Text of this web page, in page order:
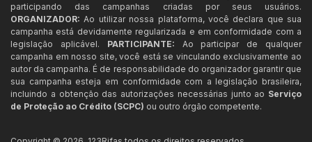
participando das campanhas criadas por seus usuários.
ORGANIZADOR: Ao utilizar nossa plataforma, você declara que sua
campanha está devidamente regularizada e em conformidade com a
legislação aplicável. PARTICIPANTE: Ao participar de qualquer
campanha em nosso site, você está se vinculando exclusivamente ao
autor da campanha. É de responsabilidade do organizador garantir que
sua campanha esteja em conformidade com a legislação brasileira,
incluindo a obtenção das autorizações necessárias junto ao Serviço
de Proteção ao Crédito (SCPC) ou outro órgão competente.